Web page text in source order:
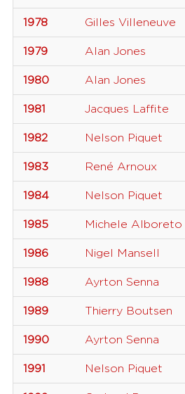
1978 Gilles Villeneuve
1979 Alan Jones
1980 Alan Jones
1981 Jacques Laffite
1982 Nelson Piquet
1983 René Arnoux
1984 Nelson Piquet
1985 Michele Alboreto
1986 Nigel Mansell
1988 Ayrton Senna
1989 Thierry Boutsen
1990 Ayrton Senna
1991 Nelson Piquet